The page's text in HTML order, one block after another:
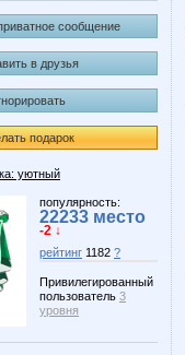
сообщение
в друзья
подарок
уютный
популярность:
22233 место
-2 ↓
рейтинг 1182 ?
Привилегированный
пользователь 3
уровня